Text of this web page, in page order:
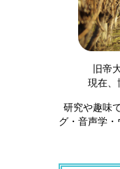
旧帝
現在、
研究や趣味
グ・音声学